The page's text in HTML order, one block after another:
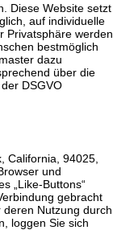
Diese Website setzt
auf individuelle
Privatsphäre werden
bestmöglich
dazu
über die
DSGVO
California, 94025,
und
„Like-Buttons“
gebracht
Nutzung durch
loggen Sie sich